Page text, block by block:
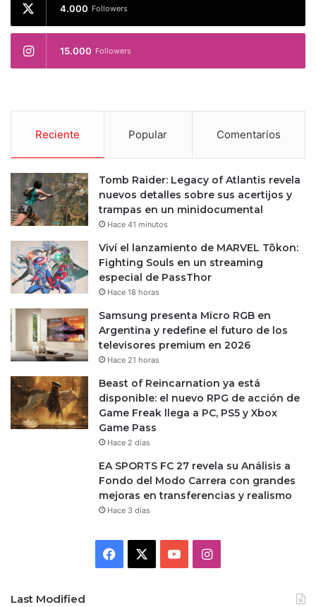
4.000 Followers
15.000 Followers
Reciente Popular Comentarios
Tomb Raider: Legacy of Atlantis revela
nuevos detalles sobre sus acertijos y
trampas en un minidocumental
Hace 41 minutos
Viví el lanzamiento de MARVEL Tōkon:
Fighting Souls en un streaming
especial de PassThor
Hace 18 horas
Samsung presenta Micro RGB en
Argentina y redefine el futuro de los
televisores premium en 2026
Hace 21 horas
Beast of Reincarnation ya está
disponible: el nuevo RPG de acción de
Game Freak llega a PC, PS5 y Xbox
Game Pass
Hace 2 días
EA SPORTS FC 27 revela su Análisis a
Fondo del Modo Carrera con grandes
mejoras en transferencias y realismo
Hace 3 días
Facebook YouTubeInstagram
Last Modified